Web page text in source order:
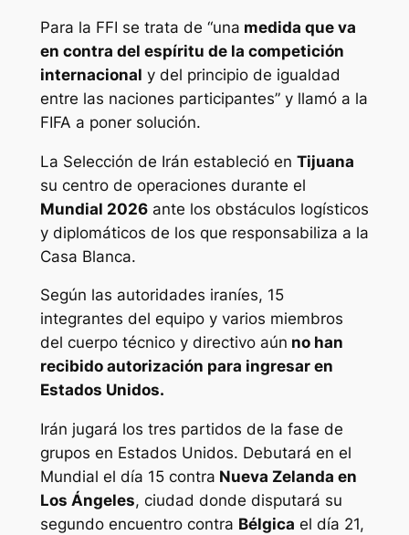
Para la FFI se trata de “una medida que va
en contra del espíritu de la competición
internacional y del principio de igualdad
entre las naciones participantes” y llamó a la
FIFA a poner solución.
La Selección de Irán estableció en Tijuana
su centro de operaciones durante el
Mundial 2026ante los obstáculos logísticos
y diplomáticos de los que responsabiliza a la
Casa Blanca.
Según las autoridades iraníes, 15
integrantes del equipo y varios miembros
del cuerpo técnico y directivo aún no han
recibido autorización para ingresar en
Estados Unidos.
Irán jugará los tres partidos de la fase de
grupos en Estados Unidos. Debutará en el
Mundial el día 15 contra Nueva Zelanda en
Los Ángeles, ciudad donde disputará su
segundo encuentro contra Bélgica el día 21,